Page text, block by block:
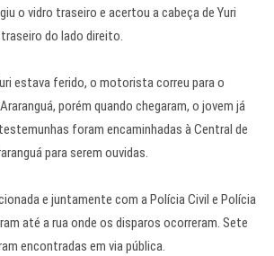
o vidro traseiro e acertou a cabeça de Yuri
do lado direito.
estava ferido, o motorista correu para o
porém quando chegaram, o jovem já
foram encaminhadas à Central de
para serem ouvidas.
e juntamente com a Polícia Civil e Polícia
até a rua onde os disparos ocorreram. Sete
encontradas em via pública.